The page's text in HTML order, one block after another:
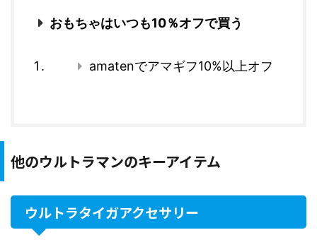
おもちゃはいつも10％オフで買う
amatenでアマギフ10%以上オフ
他のウルトラマンのキーアイテム
ウルトラタイガアクセサリー